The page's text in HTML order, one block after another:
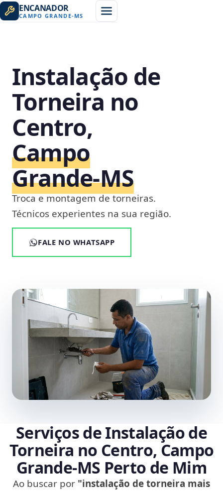
ENCANADOR
CAMPO GRANDE-MS
Instalação de
Torneira no
Centro,
Campo
Grande‑MS
Troca e montagem de torneiras.
Técnicos experientes na sua região.
FALE NO WHATSAPP
Serviços de Instalação de
Torneira no Centro, Campo
Grande‑MS Perto de Mim
Ao buscar por "instalação de torneira mais